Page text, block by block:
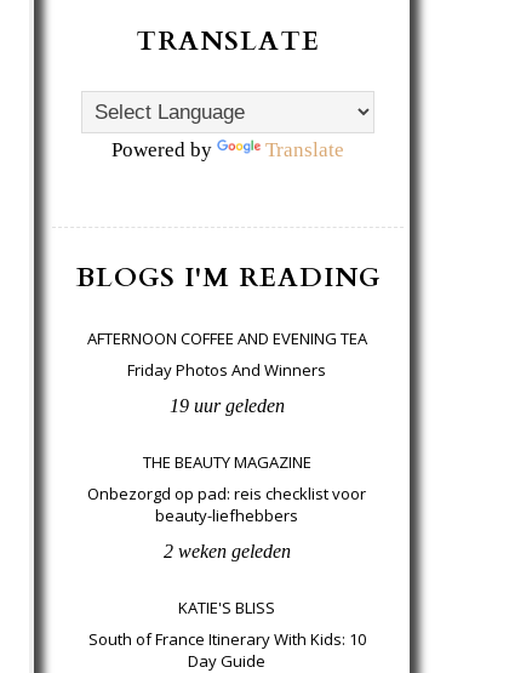
TRANSLATE
Powered by Translate
BLOGS I'M READING
AFTERNOON COFFEE AND EVENING TEA
Friday Photos And Winners
19 uur geleden
THE BEAUTY MAGAZINE
Onbezorgd op pad: reis checklist voor
beauty-liefhebbers
2 weken geleden
KATIE'S BLISS
South of France Itinerary With Kids: 10
Day Guide